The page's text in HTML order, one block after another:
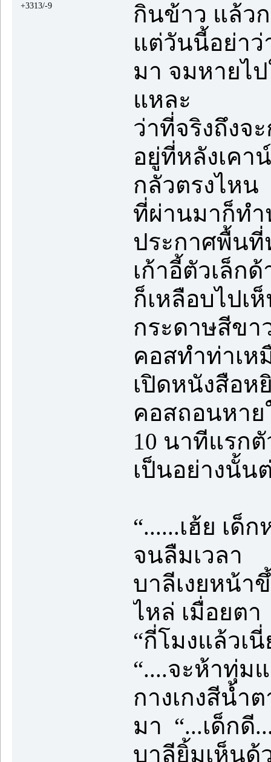
+3313/-9
กินข้าว แล้ว
แต่วันนี้อย่าว่
มา จมหายไ
แหละ
ว่าที่จริงถึงจ
อยู่ที่หลังเคา
กลัวตรงไหน
ที่ผ่านมาก็ทำ
ประกาศพื้นที่
เก้าอี้ตัวเล็ก
ก็เหลือบไปเ
กระดาษสีขา
คอสทำท่าเ
เปิดหนังสือห
คอสถอนหาย
10 นาทีแรก
เป็นอย่างนั้น
“......เฮ้ย เด็
จนลืมเวลา
บาลีเงยหน้า
ไหล่ เมื่อยตา
“กี่โมงแล้วเนี่
“....จะห้าทุ่ม
กางเกงสีน้ำ
มา “...เด็กดี
บาลียิ้มเห็นด้